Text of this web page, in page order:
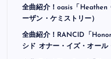
全曲紹介！oasis「
ーザン・ケミストリー）
全曲紹介！RANCID「
シド オナー・イズ・オール